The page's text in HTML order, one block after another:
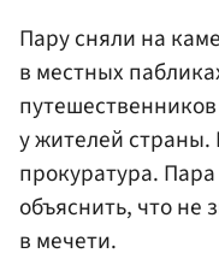
Пару сняли на
в местных
у жителей
прокуратура.
объяснить, что не
в мечети.